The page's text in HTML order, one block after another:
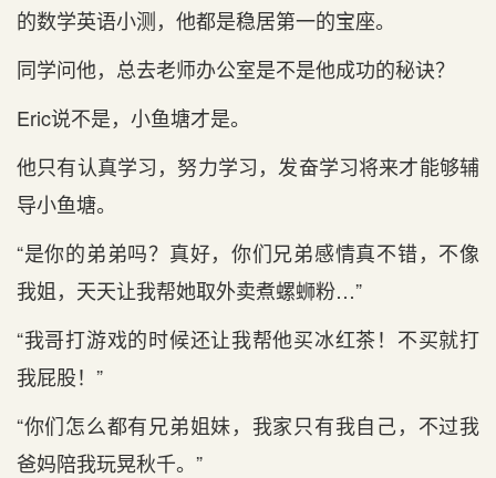
的数学英语小测，他都是稳居第一的宝座。
同学问他，总去老师办公室是不是他成功的秘诀？
Eric说不是，小鱼塘才是。
他只有认真学习，努力学习，发奋学习将来才能够辅
导小鱼塘。
“是你的弟弟吗？真好，你们兄弟感情真不错，不像
我姐，天天让我帮她取外卖煮螺蛳粉…”
“我哥打游戏的时候还让我帮他买冰红茶！不买就打
我屁股！”
“你们怎么都有兄弟姐妹，我家只有我自己，不过我
爸妈陪我玩晃秋千。”